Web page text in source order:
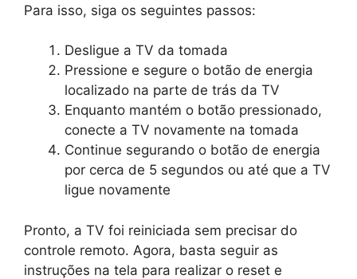
Para isso, siga os seguintes passos:
Desligue a TV da tomada
Pressione e segure o botão de energia
localizado na parte de trás da TV
Enquanto mantém o botão pressionado,
conecte a TV novamente na tomada
Continue segurando o botão de energia
por cerca de 5 segundos ou até que a TV
ligue novamente
Pronto, a TV foi reiniciada sem precisar do
controle remoto. Agora, basta seguir as
instruções na tela para realizar o reset e